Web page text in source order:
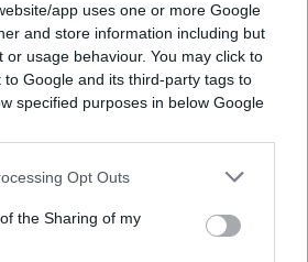
app uses one or more Google
and store information including but
or usage behaviour. You may click to
Google and its third-party tags to
specified purposes in below Google
Opt Outs
the Sharing of my
dell’inflazione, la Lagarde ha
fase è difficile avere
essere gli impatti ma
inflattivi nel breve periodo
politiche per la transizione
sarebbe ancora l’ora del de
il governatore francese